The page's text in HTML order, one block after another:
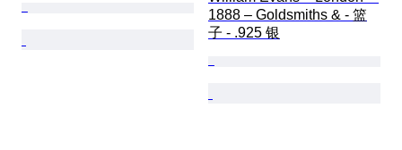
1888 – Goldsmiths & - 篮
子 - .925 银